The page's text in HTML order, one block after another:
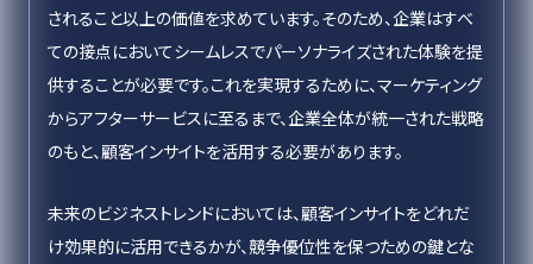
されること以上の価値を求めています。そのため、企業はすべ
ての接点においてシームレスでパーソナライズされた体験を提
供することが必要です。これを実現するために、マーケティング
からアフターサービスに至るまで、企業全体が統一された戦略
のもと、顧客インサイトを活用する必要があります。
未来のビジネストレンドにおいては、顧客インサイトをどれだ
け効果的に活用できるかが、競争優位性を保つための鍵とな